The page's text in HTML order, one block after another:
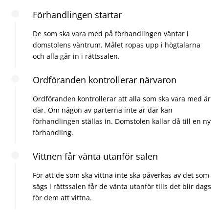
Förhandlingen startar
De som ska vara med på förhandlingen väntar i
domstolens väntrum. Målet ropas upp i högtalarna
och alla går in i rättssalen.
Ordföranden kontrollerar närvaron
Ordföranden kontrollerar att alla som ska vara med är
där. Om någon av parterna inte är där kan
förhandlingen ställas in. Domstolen kallar då till en ny
förhandling.
Vittnen får vänta utanför salen
För att de som ska vittna inte ska påverkas av det som
sägs i rättssalen får de vänta utanför tills det blir dags
för dem att vittna.